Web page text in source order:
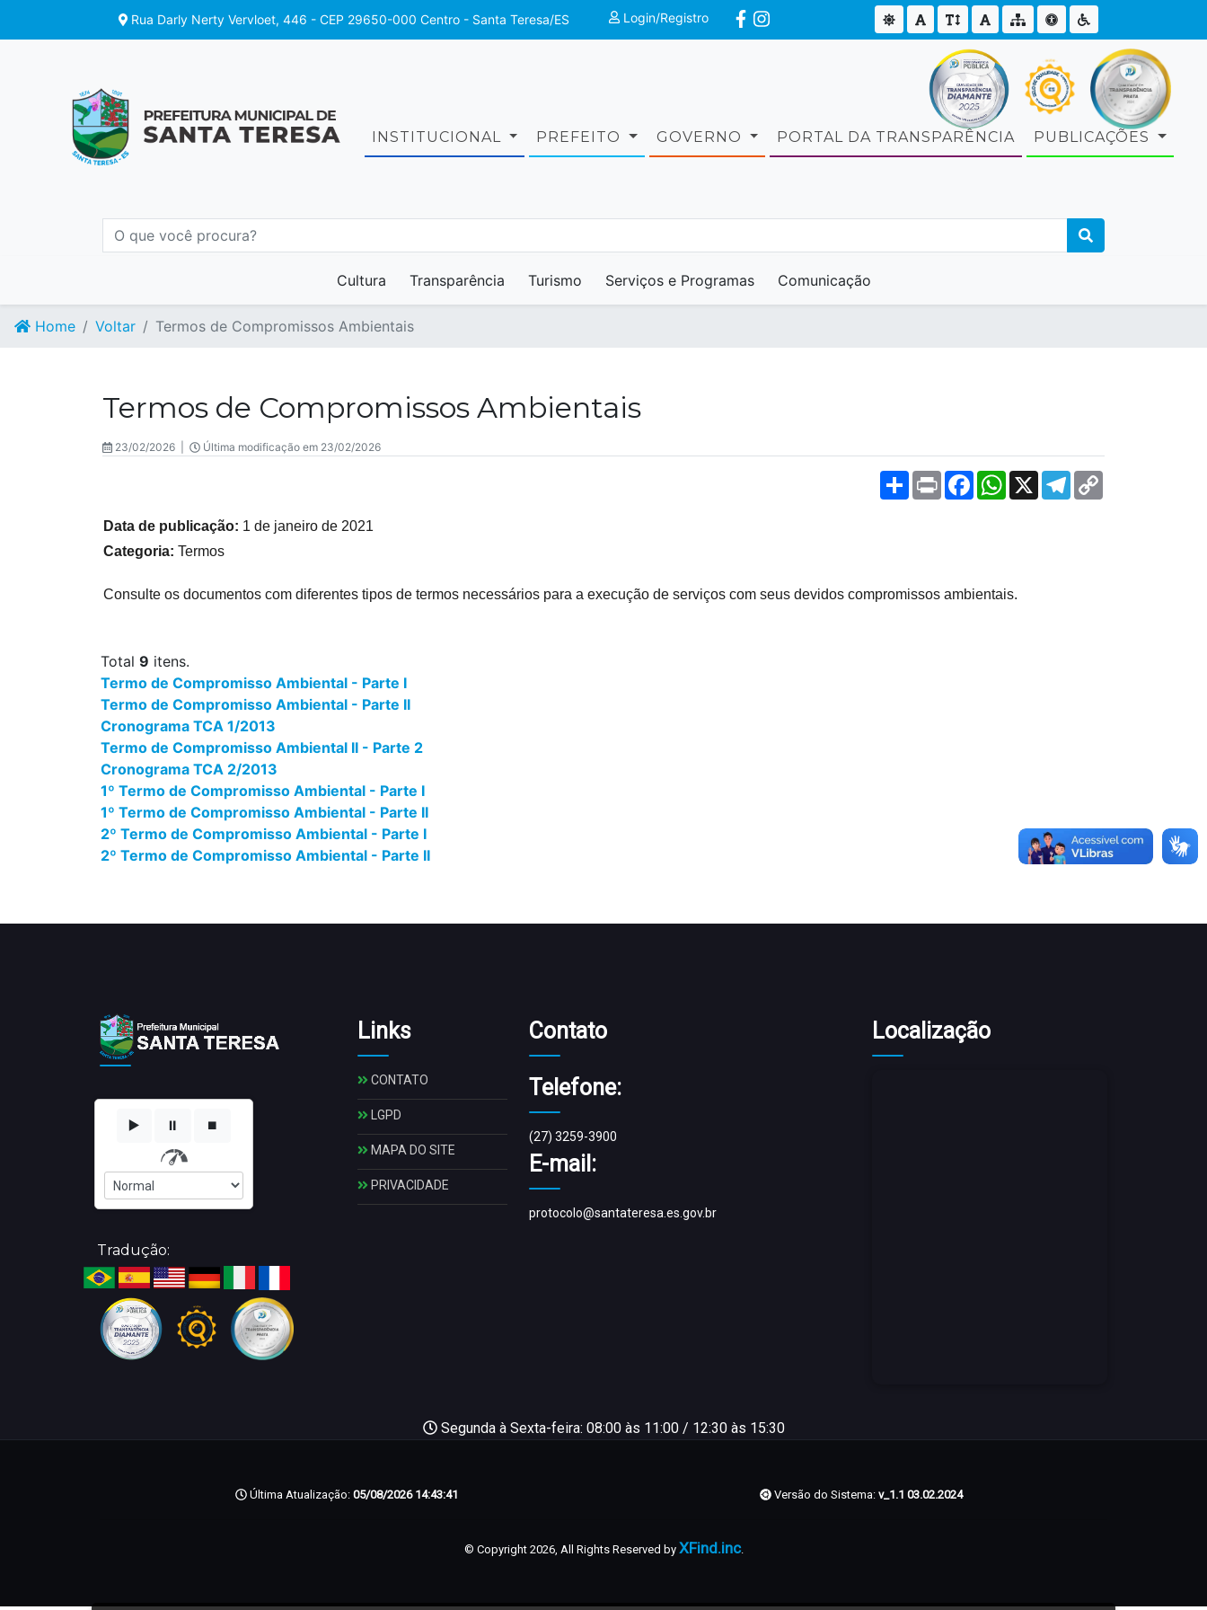
Rua Darly Nerty Vervloet, 446 - CEP 29650-000 Centro - Santa Teresa/ES Login/Registro
INSTITUCIONAL PREFEITO GOVERNO PORTAL DA TRANSPARÊNCIA PUBLICAÇÕES
Cultura Transparência Turismo Serviços e Programas Comunicação
Home Voltar Termos de Compromissos Ambientais
Termos de Compromissos Ambientais
23/02/2026 | Última modificação em 23/02/2026
SharePrint FacebookWhatsApp
X Telegram
Data de publicação: 1 de janeiro de 2021
Categoria: Termos
Consulte os documentos com diferentes tipos de termos necessários para a execução de serviços com seus devidos compromissos ambientais.
Total 9 itens.
Termo de Compromisso Ambiental - Parte I
Termo de Compromisso Ambiental - Parte II
Cronograma TCA 1/2013
Termo de Compromisso Ambiental II - Parte 2
Cronograma TCA 2/2013
1º Termo de Compromisso Ambiental - Parte I
1º Termo de Compromisso Ambiental - Parte II
2º Termo de Compromisso Ambiental - Parte I
2º Termo de Compromisso Ambiental - Parte II
▶️ ⏸️ ⏹️
Tradução:
Links
CONTATO
LGPD
MAPA DO SITE
PRIVACIDADE
Contato
Telefone:
(27) 3259-3900
E-mail:
protocolo@santateresa.es.gov.br
Localização
Segunda à Sexta-feira: 08:00 às 11:00 / 12:30 às 15:30
Última Atualização: 05/08/2026 14:43:41 Versão do Sistema: v_1.1 03.02.2024
© Copyright 2026, All Rights Reserved by XFind.inc.